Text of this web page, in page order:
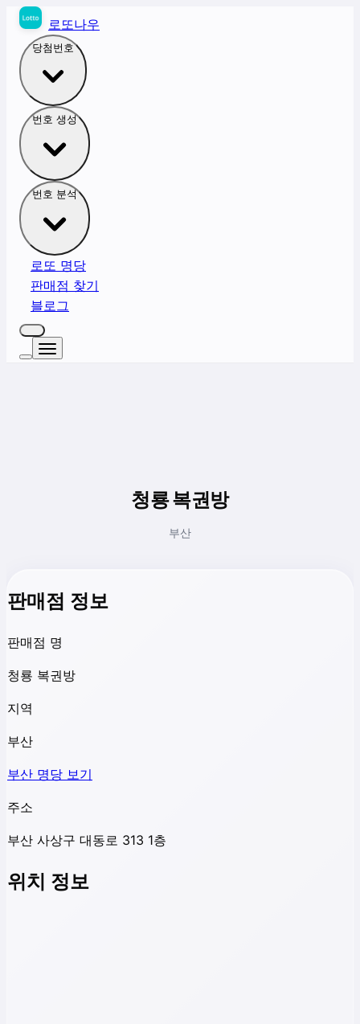
로또나우
당첨번호
번호 생성
번호 분석
로또 명당
판매점 찾기
블로그
청룡 복권방
부산
판매점 정보
판매점 명
청룡 복권방
지역
부산
부산 명당 보기
주소
부산 사상구 대동로 313 1층
위치 정보